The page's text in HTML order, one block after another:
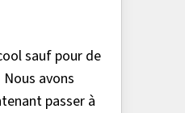
sauf pour de
avons
passer à